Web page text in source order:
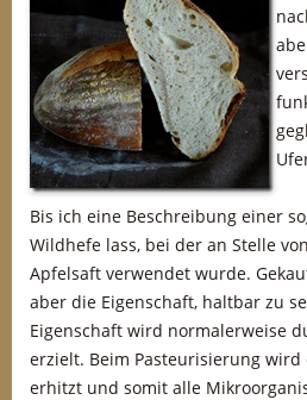
Bis ich eine Beschreibung einer
Wildhefe lass, bei der an Stelle
Apfelsaft verwendet wurde.
aber die Eigenschaft, haltbar zu
Eigenschaft wird normalerweise
erzielt. Beim Pasteurisierung
erhitzt und somit alle